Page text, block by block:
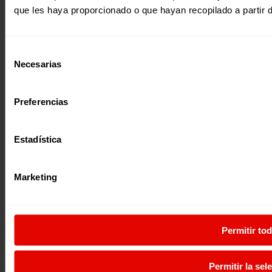
que les haya proporcionado o que hayan recopilado a
Necesarias
Preferencias
Estadística
Marketing
Permitir
Permitir la
Página web financiada por el Plan de Recuperación, Transformación y
Resiliencia de España «Next Generation EU»